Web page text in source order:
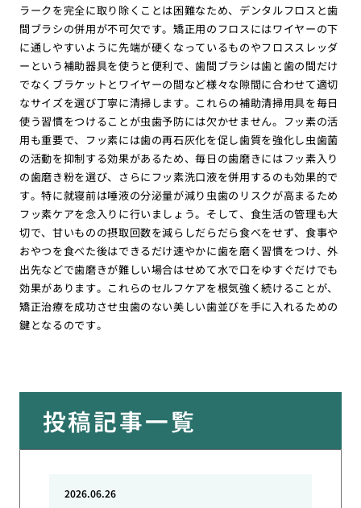
ラークを完全に取り除くことは困難なため、デンタルフロスと歯
間ブラシの併用が不可欠です。矯正用のフロスにはワイヤーの下
に通しやすいように先端が硬くなっているものやフロススレッダ
ーという補助器具を使うと便利で、歯間ブラシは歯と歯の間だけ
でなくブラケットとワイヤーの間など様々な隙間に合わせて適切
なサイズを選び丁寧に清掃します。これらの補助清掃用具を毎日
使う習慣をつけることが虫歯予防には欠かせません。フッ素の活
用も重要で、フッ素には歯の再石灰化を促し歯質を強化し虫歯菌
の活動を抑制する効果があるため、毎日の歯磨きにはフッ素入り
の歯磨き粉を選び、さらにフッ素洗口液を併用するのも効果的で
す。特に就寝前は唾液の分泌量が減り虫歯のリスクが高まるため
フッ素ケアを念入りに行いましょう。そして、食生活の管理も大
切で、甘いものの摂取回数を減らしだらだら食べをせず、食事や
おやつを食べた後はできるだけ速やかに歯を磨く習慣をつけ、外
出先などで歯磨きが難しい場合はせめて水で口をゆすぐだけでも
効果があります。これらのセルフケアを根気強く続けることが、
矯正治療を成功させ虫歯のない美しい歯並びを手に入れるための
鍵となるのです。
投稿記事一覧
2026.06.26